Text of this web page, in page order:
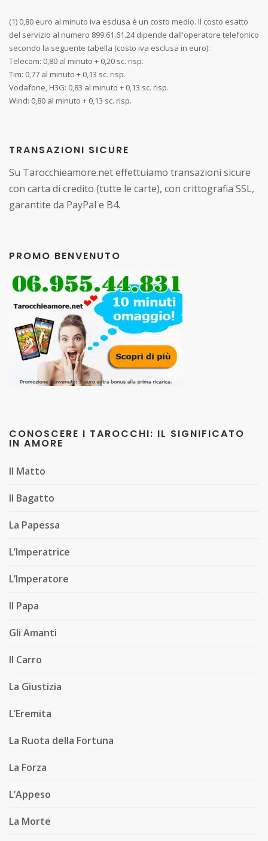
(1) 0,80 euro al minuto iva esclusa è un costo medio. Il costo esatto
del servizio al numero 899.61.61.24 dipende dall'operatore telefonico
secondo la seguente tabella (costo iva esclusa in euro):
Telecom: 0,80 al minuto + 0,20 sc. risp.
Tim: 0,77 al minuto + 0,13 sc. risp.
Vodafone, H3G: 0,83 al minuto + 0,13 sc. risp.
Wind: 0,80 al minuto + 0,13 sc. risp.
TRANSAZIONI SICURE
Su Tarocchieamore.net effettuiamo transazioni sicure
con carta di credito (tutte le carte), con crittografia SSL,
garantite da PayPal e B4.
PROMO BENVENUTO
CONOSCERE I TAROCCHI: IL SIGNIFICATO
IN AMORE
Il Matto
Il Bagatto
La Papessa
L’Imperatrice
L’Imperatore
Il Papa
Gli Amanti
Il Carro
La Giustizia
L’Eremita
La Ruota della Fortuna
La Forza
L’Appeso
La Morte